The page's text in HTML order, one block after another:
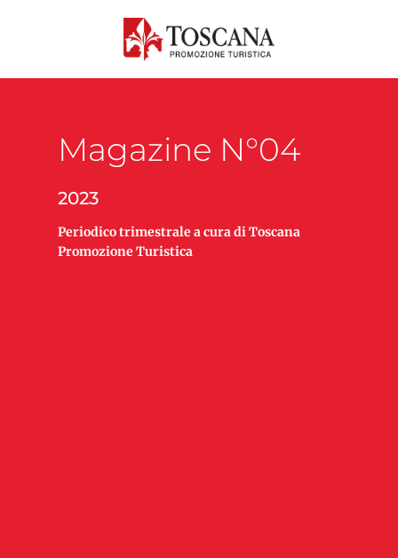
Magazine N°04
2023
Periodico trimestrale a cura di Toscana
Promozione Turistica